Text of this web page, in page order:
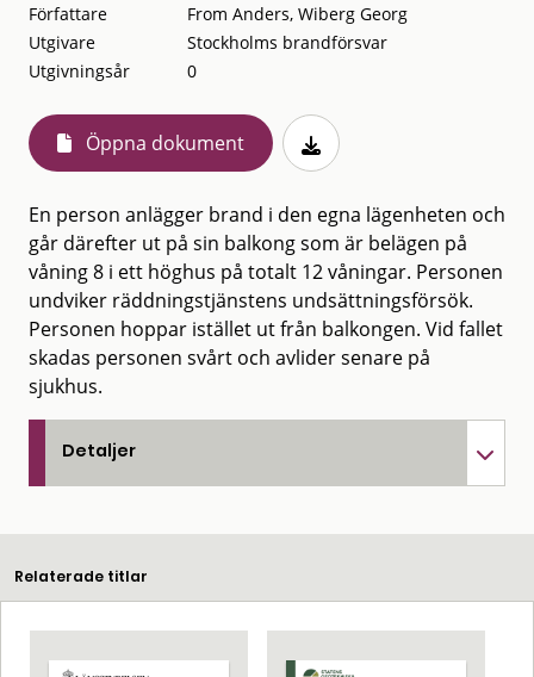
Författare
From Anders, Wiberg Georg
Utgivare
Stockholms brandförsvar
Utgivningsår
0
Öppna dokument
En person anlägger brand i den egna lägenheten och
går därefter ut på sin balkong som är belägen på
våning 8 i ett höghus på totalt 12 våningar. Personen
undviker räddningstjänstens undsättningsförsök.
Personen hoppar istället ut från balkongen. Vid fallet
skadas personen svårt och avlider senare på
sjukhus.
Detaljer
Relaterade titlar